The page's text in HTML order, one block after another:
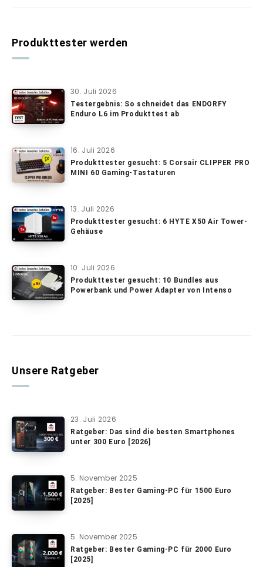
Produkttester werden
30. Juli 2026
Testergebnis: So schneidet das ENDORFY
Enduro L6 im Produkttest ab
16. Juli 2026
Produkttester gesucht: 5 Corsair CLIPPER PRO
MINI 60 Gaming-Tastaturen
13. Juli 2026
Produkttester gesucht: 6 HYTE X50 Air Tower-
Gehäuse
10. Juli 2026
Produkttester gesucht: 10 Bundles aus
Powerbank und Power Adapter von Intenso
Unsere Ratgeber
23. Juli 2026
Ratgeber: Das sind die besten Smartphones
unter 300 Euro [2026]
5. November 2025
Ratgeber: Bester Gaming-PC für 1500 Euro
[2025]
5. November 2025
Ratgeber: Bester Gaming-PC für 2000 Euro
[2025]